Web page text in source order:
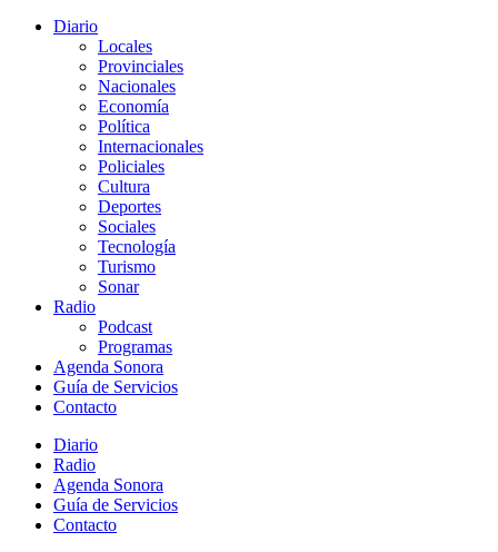
Diario
Locales
Provinciales
Nacionales
Economía
Política
Internacionales
Policiales
Cultura
Deportes
Sociales
Tecnología
Turismo
Sonar
Radio
Podcast
Programas
Agenda Sonora
Guía de Servicios
Contacto
Diario
Radio
Agenda Sonora
Guía de Servicios
Contacto